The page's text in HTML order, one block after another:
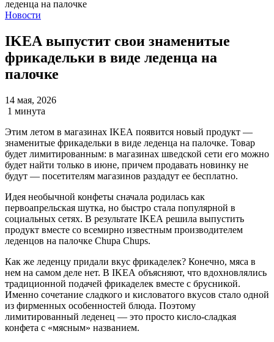
Новости
IKEA выпустит свои знаменитые
фрикадельки в виде леденца на
палочке
14 мая, 2026
1 минута
Этим летом в магазинах IKEA появится новый продукт —
знаменитые фрикадельки в виде леденца на палочке. Товар
будет лимитированным: в магазинах шведской сети его можно
будет найти только в июне, причем продавать новинку не
будут — посетителям магазинов раздадут ее бесплатно.
Идея необычной конфеты сначала родилась как
первоапрельская шутка, но быстро стала популярной в
социальных сетях. В результате IKEA решила выпустить
продукт вместе со всемирно известным производителем
леденцов на палочке Chupa Chups.
Как же леденцу придали вкус фрикаделек? Конечно, мяса в
нем на самом деле нет. В IKEA объясняют, что вдохновлялись
традиционной подачей фрикаделек вместе с брусникой.
Именно сочетание сладкого и кисловатого вкусов стало одной
из фирменных особенностей блюда. Поэтому
лимитированный леденец — это просто кисло-сладкая
конфета с «мясным» названием.